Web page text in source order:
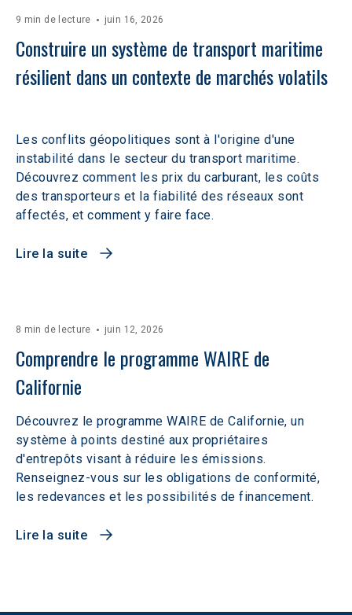
9 min de lecture juin 16, 2026
Construire un système de transport maritime
résilient dans un contexte de marchés volatils
Les conflits géopolitiques sont à l'origine d'une
instabilité dans le secteur du transport maritime.
Découvrez comment les prix du carburant, les coûts
des transporteurs et la fiabilité des réseaux sont
affectés, et comment y faire face.
Lire la suite
8 min de lecture juin 12, 2026
Comprendre le programme WAIRE de
Californie
Découvrez le programme WAIRE de Californie, un
système à points destiné aux propriétaires
d'entrepôts visant à réduire les émissions.
Renseignez-vous sur les obligations de conformité,
les redevances et les possibilités de financement.
Lire la suite